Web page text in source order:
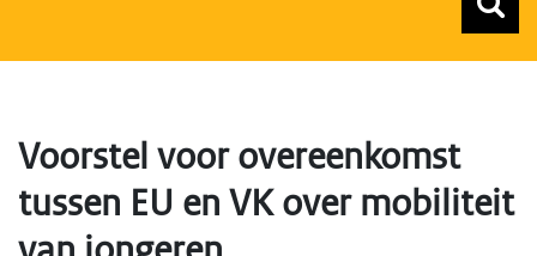
Voorstel voor overeenkomst
tussen EU en VK over mobiliteit